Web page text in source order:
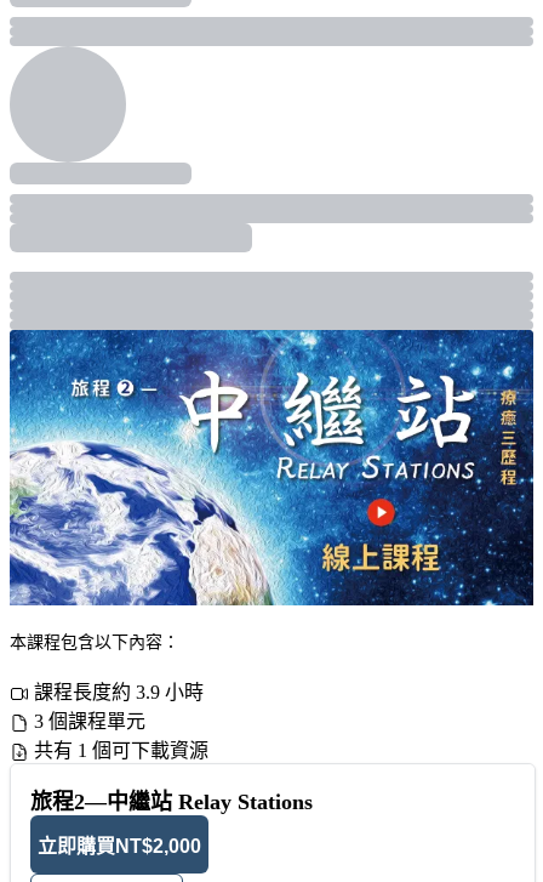
本課程包含以下內容：
課程長度約 3.9 小時
3 個課程單元
共有 1 個可下載資源
旅程2—中繼站 Relay Stations
立即購買 NT$2,000